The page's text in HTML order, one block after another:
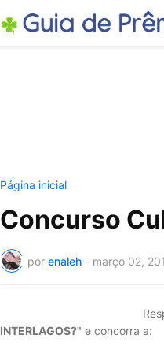
Página inicial
Concurso
por enaleh - março 02,
INTERLAGOS?" e concorra a: